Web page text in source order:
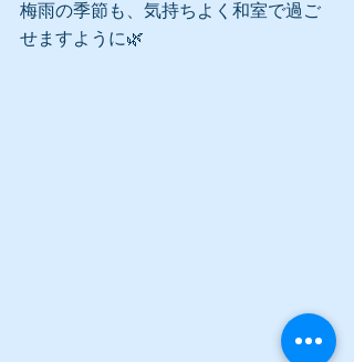
梅雨の季節も、気持ちよく和室で過ご
せますように🌿